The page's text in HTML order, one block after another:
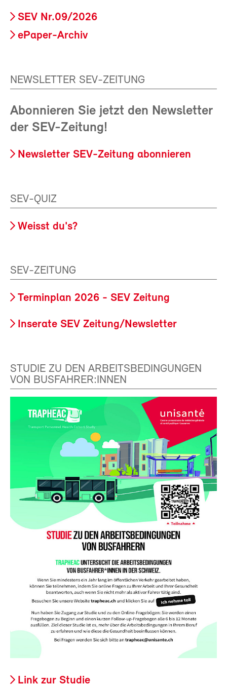
SEV Nr.09/2026
ePaper-Archiv
NEWSLETTER SEV-ZEITUNG
Abonnieren Sie jetzt den Newsletter
der SEV-Zeitung!
Newsletter SEV-Zeitung abonnieren
SEV-QUIZ
Weisst du's?
SEV-ZEITUNG
Terminplan 2026 - SEV Zeitung
Inserate SEV Zeitung/Newsletter
STUDIE ZU DEN ARBEITSBEDINGUNGEN
VON BUSFAHRER:INNEN
Link zur Studie